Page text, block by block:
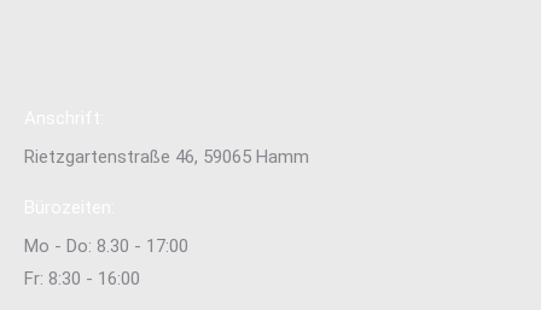
Rietzgartenstraße 46, 59065 Hamm
Mo - Do: 8.30 - 17:00
Fr: 8:30 - 16:00